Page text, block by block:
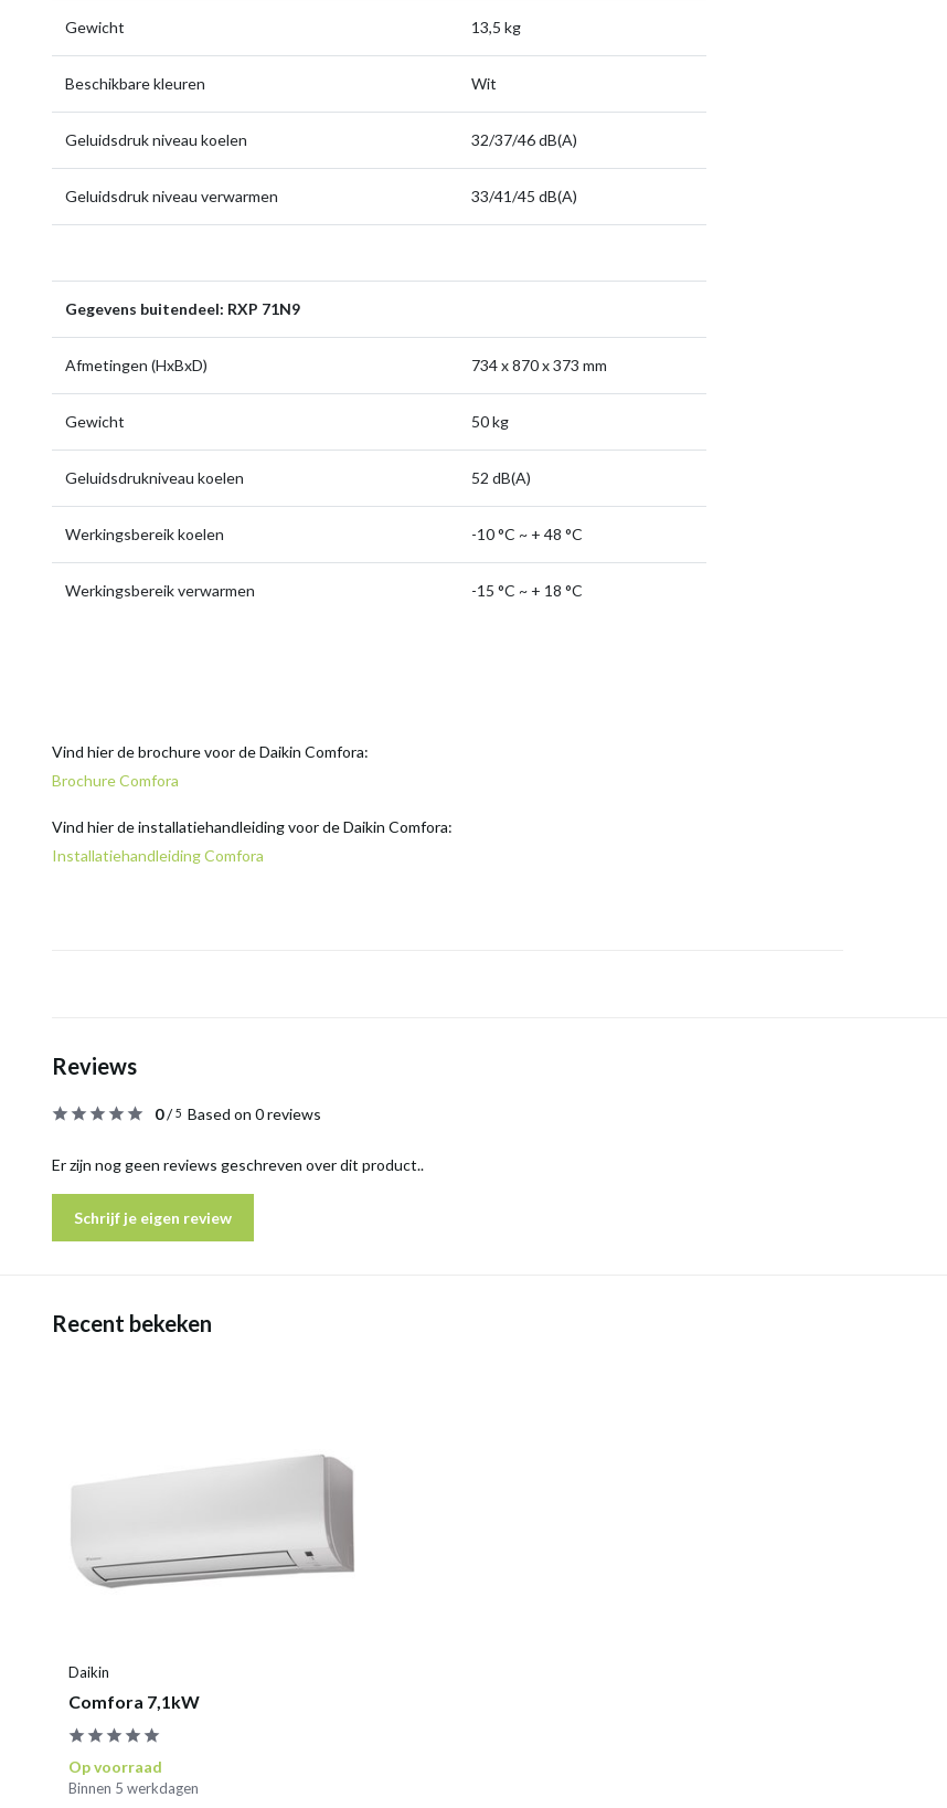
Gewicht 13,5 kg
Beschikbare kleuren Wit
Geluidsdruk niveau koelen 32/37/46 dB(A)
Geluidsdruk niveau verwarmen 33/41/45 dB(A)
Gegevens buitendeel: RXP 71N9
Afmetingen (HxBxD) 734 x 870 x 373 mm
Gewicht 50 kg
Geluidsdrukniveau koelen 52 dB(A)
Werkingsbereik koelen -10 °C ~ + 48 °C
Werkingsbereik verwarmen -15 °C ~ + 18 °C
Vind hier de brochure voor de Daikin Comfora:
Brochure Comfora
Vind hier de installatiehandleiding voor de Daikin Comfora:
Installatiehandleiding Comfora
Reviews
0/5 Based on 0 reviews
Er zijn nog geen reviews geschreven over dit product..
Schrijf je eigen review
Recent bekeken
Daikin
Comfora 7,1kW
Op voorraad
Binnen 5 werkdagen